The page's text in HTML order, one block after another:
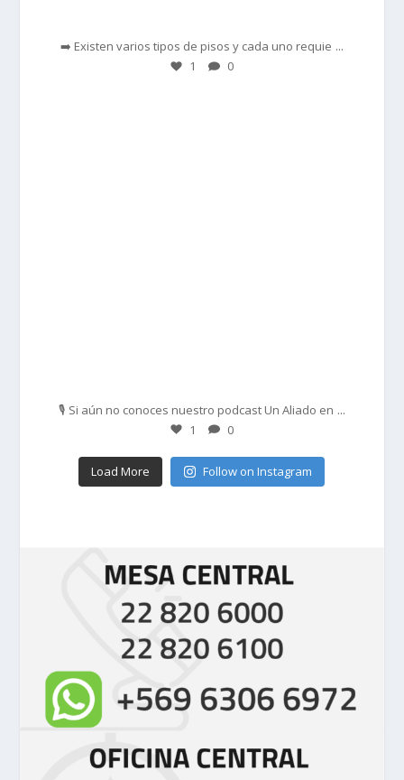
➡️ Existen varios tipos de pisos y cada uno requie ...
1 0
🎙️ Si aún no conoces nuestro podcast Un Aliado en ...
1 0
Load More Follow on Instagram